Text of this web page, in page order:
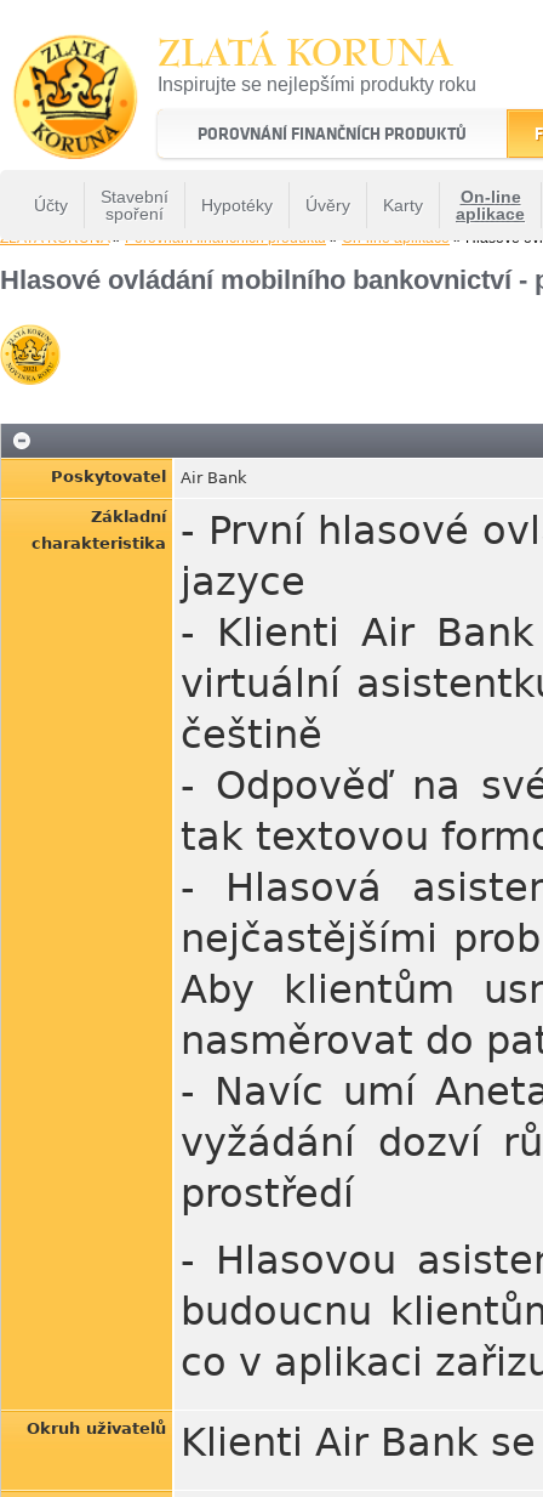
ZLATÁ KORUNA
Inspirujte se nejlepšími produkty roku
22 let tradice a kvality na finančním trhu
POROVNÁNÍ FINANČNÍCH PRODUKTŮ
Účty
Stavební
spoření
Hypotéky Úvěry Karty
On-line
aplikace
ZLATÁ KORUNA» Porovnání finančních produktů » On-line aplikace » Hlasové
Hlasové ovládání mobilního bankovnictví -
Poskytovatel Air Bank
Základní
charakteristika
- První hlasové
jazyce
- Klienti Air
virtuální
češtině
- Odpověď na
tak textovou
- Hlasová
nejčastějšími
Aby klientům
nasměrovat do
- Navíc umí
vyžádání dozví
prostředí
- Hlasovou
budoucnu
co v aplikaci
Okruh uživatelů Klienti Air Bank